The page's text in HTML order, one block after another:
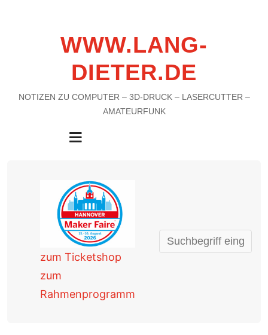
WWW.LANG-
DIETER.DE
NOTIZEN ZU COMPUTER – 3D-DRUCK – LASERCUTTER –
AMATEURFUNK
MENU
zum Ticketshop
zum
Rahmenprogramm